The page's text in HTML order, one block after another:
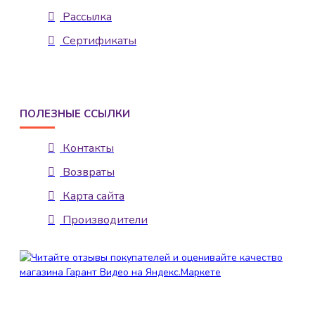
Рассылка
Сертификаты
ПОЛЕЗНЫЕ ССЫЛКИ
Контакты
Возвраты
Карта сайта
Производители